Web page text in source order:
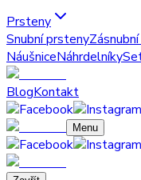
Prsteny
Snubní prsteny
NáušniceNáhrdelníky
BlogKontakt
Menu